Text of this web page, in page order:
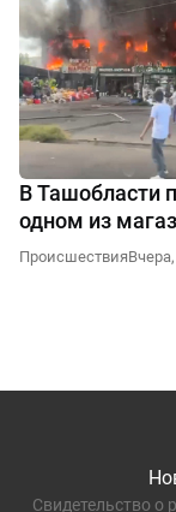
В Ташобласти
одном из
Происшествия
Свидетельство о